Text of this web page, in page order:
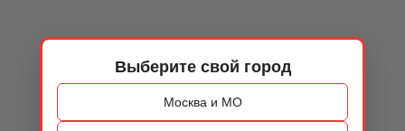
Выберите свой город
Москва и МО